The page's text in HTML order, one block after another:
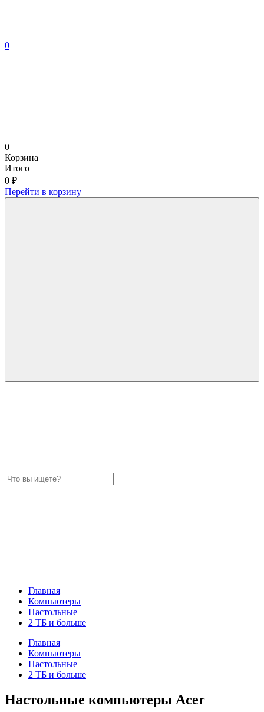
0
0
Корзина
Итого
0 ₽
Перейти в корзину
Главная
Компьютеры
Настольные
2 ТБ и больше
Главная
Компьютеры
Настольные
2 ТБ и больше
Настольные компьютеры Acer